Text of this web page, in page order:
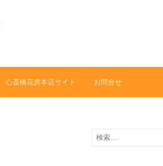
心斎橋花房本店サイト お問合せ
検
索: